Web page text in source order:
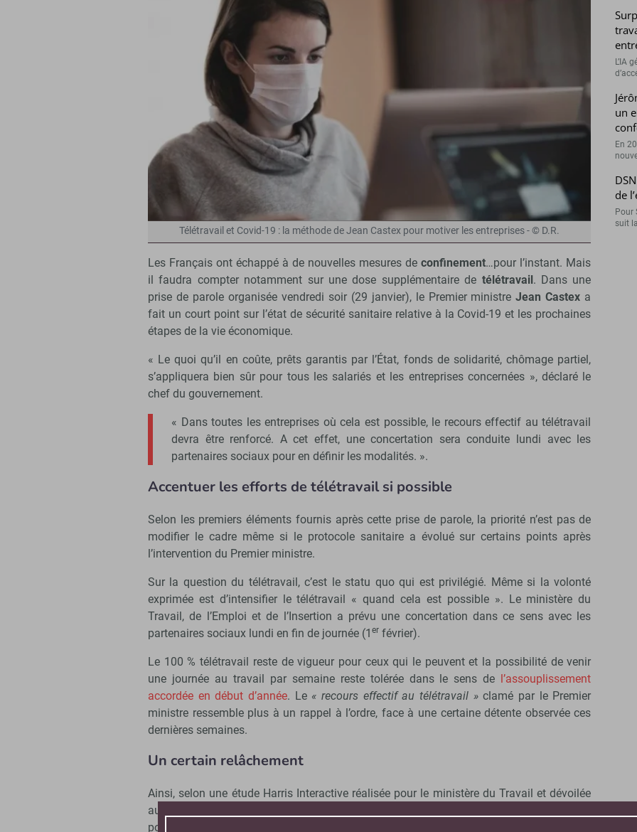
Télétravail et Covid-19 : la méthode de Jean Castex pour motiver les entreprises - © D.R.
Les Français ont échappé à de nouvelles mesures deconfinement…pour l’instant. Mais
il faudra compter notamment sur une dose supplémentaire de télétravail. Dans une
prise de parole organisée vendredi soir (29 janvier), le Premier ministreJean Castex a
fait un court point sur l’état de sécurité sanitaire relative à la Covid-19 et les prochaines
étapes de la vie économique.
« Le quoi qu’il en coûte, prêts garantis par l’État, fonds de solidarité, chômage partiel,
s’appliquera bien sûr pour tous les salariés et les entreprises concernées », déclaré le
chef du gouvernement.
« Dans toutes les entreprises où cela est possible, le recours effectif au télétravail
devra être renforcé. A cet effet, une concertation sera conduite lundi avec les
partenaires sociaux pour en définir les modalités. ».
Accentuer les efforts de télétravail si possible
Selon les premiers éléments fournis après cette prise de parole, la priorité n’est pas de
modifier le cadre même si le protocole sanitaire a évolué sur certains points après
l’intervention du Premier ministre.
Sur la question du télétravail, c’est le statu quo qui est privilégié. Même si la volonté
exprimée est d’intensifier le télétravail « quand cela est possible ». Le ministère du
Travail, de l’Emploi et de l’Insertion a prévu une concertation dans ce sens avec les
partenaires sociaux lundi en fin de journée (1 er février).
Le 100 % télétravail reste de vigueur pour ceux qui le peuvent et la possibilité de venir
une journée au travail par semaine reste tolérée dans le sens de l’assouplissement
accordée en début d’année. Le « recours effectif au télétravail »clamé par le Premier
ministre ressemble plus à un rappel à l’ordre, face à une certaine détente observée ces
dernières semaines.
Un certain relâchement
Ainsi, selon une étude Harris Interactive réalisée pour le ministère du Travail et dévoilée
aujourd’hui par Le Parisien, le nombre de salariés en télétravail est en baisse selon un
pointage effectué dans la troisième semaine de janvier 2021, à comparer avec la
L’IA
un
En
de
Pour
suit